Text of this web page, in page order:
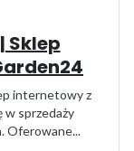
Sklep
internetowy z
w sprzedaży
Oferowane...